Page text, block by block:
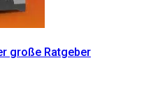
große Ratgeber